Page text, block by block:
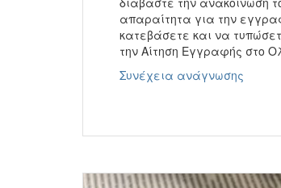
απαραίτητα για την
κατεβάσετε και να
την Αίτηση Εγγραφής στο
Συνέχεια ανάγνωσης
το